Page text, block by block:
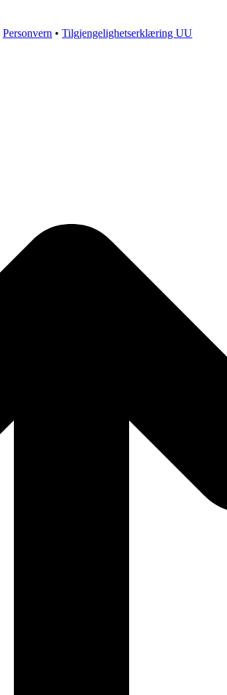
Personvern • Tilgjengelighetserklæring UU